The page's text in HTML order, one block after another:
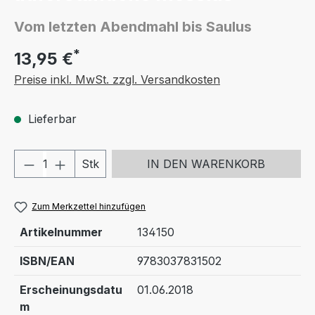
Vom letzten Abendmahl bis Saulus
13,95 €*
Preise inkl. MwSt. zzgl. Versandkosten
Lieferbar
Produkt Anzahl: Gib den
Stk IN DEN WARENKORB
Zum Merkzettel hinzufügen
Artikelnummer 134150
ISBN/EAN 9783037831502
Erscheinungsdatu
m
01.06.2018